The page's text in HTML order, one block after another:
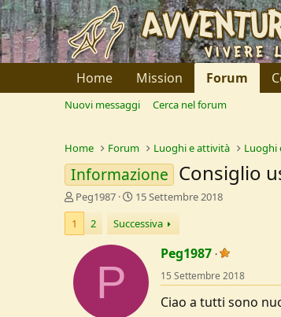
Home Mission Forum
Nuovi messaggi Cerca nel forum
Home Forum Luoghi e attività Luoghi
Informazione Consiglio
C
r
e
a
o
e
D
Peg1987
D
t
a
d
i
15 Settembre 2018
1
2 Successiva
P
Peg1987
15 Settembre 2018
Ciao a tutti sono